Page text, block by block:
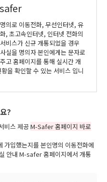
의로 이동전화, 무선인터넷, 유
, 초고속인터넷, 인터넷 전화의
비스가 신규 개통되었을 경우
실을 명의자 본인에게는 문자로
고 홈페이지를 통해 실시간 개
을 확인할 수 있는 서비스 입니
?
비스 제공M-Safer 홈페이지 바로
가입했는지를 본인명의 이동전화에
안내 M-safer 홈페이지에서 개통